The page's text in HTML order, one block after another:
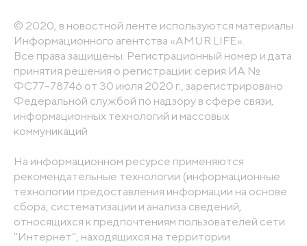
© 2020, в новостной ленте используются материалы
Информационного агентства «AMUR.LIFE».
Все права защищены. Регистрационный номер и дата
принятия решения о регистрации: серия ИА №
ФС77-78746 от 30 июля 2020 г., зарегистрировано
Федеральной службой по надзору в сфере связи,
информационных технологий и массовых
коммуникаций
На информационном ресурсе применяются
рекомендательные технологии (информационные
технологии предоставления информации на основе
сбора, систематизации и анализа сведений,
относящихся к предпочтениям пользователей сети
"Интернет", находящихся на территории